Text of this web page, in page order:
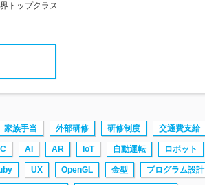
トップクラス
家族手当 外部研修 研修制度 交通費支給
IC AI AR IoT 自動運転 ロボット
UX OpenGL 金型 プログラム設計